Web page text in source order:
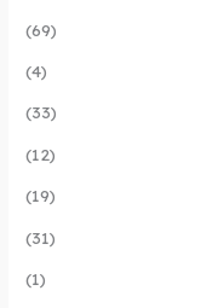
(69)
(4)
(33)
(12)
(19)
(31)
(1)